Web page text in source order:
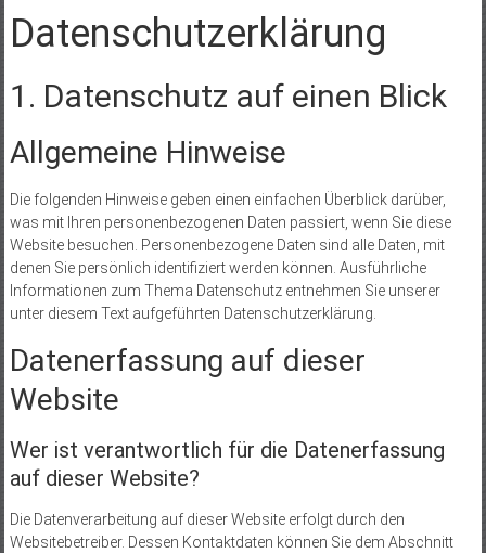
Datenschutz­erklärung
1. Datenschutz auf einen Blick
Allgemeine Hinweise
Die folgenden Hinweise geben einen einfachen Überblick darüber,
was mit Ihren personenbezogenen Daten passiert, wenn Sie diese
Website besuchen. Personenbezogene Daten sind alle Daten, mit
denen Sie persönlich identifiziert werden können. Ausführliche
Informationen zum Thema Datenschutz entnehmen Sie unserer
unter diesem Text aufgeführten Datenschutzerklärung.
Datenerfassung auf dieser
Website
Wer ist verantwortlich für die Datenerfassung
auf dieser Website?
Die Datenverarbeitung auf dieser Website erfolgt durch den
Websitebetreiber. Dessen Kontaktdaten können Sie dem Abschnitt